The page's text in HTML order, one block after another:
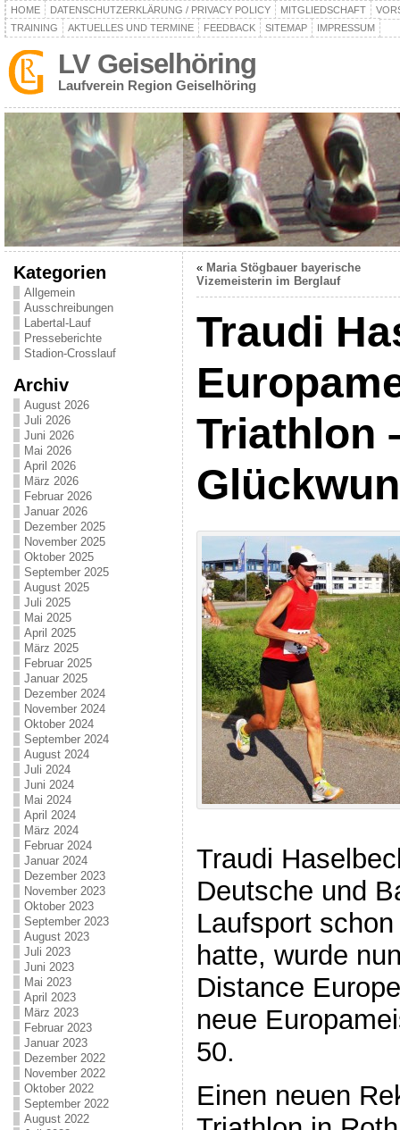
HOME DATENSCHUTZERKLÄRUNG / PRIVACY POLICY MITGLIEDSCHAFT
TRAINING
AKTUELLES UND TERMINE FEEDBACK SITEMAP IMPRESSUM
LV Geiselhöring
Laufverein Region Geiselhöring
Kategorien
Allgemein
Ausschreibungen
Labertal-Lauf
Presseberichte
Stadion-Crosslauf
Archiv
August 2026
Juli 2026
Juni 2026
Mai 2026
April 2026
März 2026
Februar 2026
Januar 2026
Dezember 2025
November 2025
Oktober 2025
September 2025
August 2025
Juli 2025
Mai 2025
April 2025
März 2025
Februar 2025
Januar 2025
Dezember 2024
November 2024
Oktober 2024
September 2024
August 2024
Juli 2024
Juni 2024
Mai 2024
April 2024
März 2024
Februar 2024
Januar 2024
Dezember 2023
November 2023
Oktober 2023
September 2023
August 2023
Juli 2023
Juni 2023
Mai 2023
April 2023
März 2023
Februar 2023
Januar 2023
Dezember 2022
November 2022
Oktober 2022
September 2022
August 2022
« Maria Stögbauer bayerische
Vizemeisterin im Berglauf
Traudi
Triathlon
Traudi
Deutsche und
Laufsport
hatte, wurde
Distance
neue
50.
Einen neuen